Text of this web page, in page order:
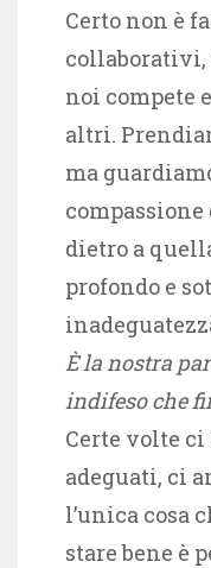
Certo non è
collaborativi,
noi compete
altri.
ma
dietro a
profondo e
È la nostra
indifeso che
Certe volte
adeguati, ci
l’unica cosa
stare bene è